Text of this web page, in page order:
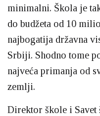
minimalni. Škola je
do budžeta od 10
najbogatija državna
Srbiji. Shodno tome
najveća primanja od
zemlji.
Direktor škole i